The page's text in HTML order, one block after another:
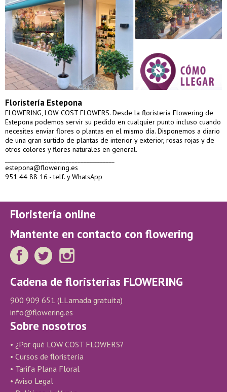
Floristería Estepona
FLOWERING, LOW COST FLOWERS. Desde la floristería Flowering de
Estepona podemos servir su pedido en cualquier punto incluso cuando
necesites enviar flores o plantas en el mismo día. Disponemos a diario
de una gran surtido de plantas de interior y exterior, rosas rojas y de
otros colores y flores naturales en general.
estepona@flowering.es
951 44 88 16 - telf. y WhatsApp
Floristería online
Mantente en contacto con flowering
Cadena de floristerías FLOWERING
900 909 651 (LLamada gratuita)
info@flowering.es
Sobre nosotros
• ¿Por qué LOW COST FLOWERS?
• Cursos de floristería
• Tarifa Plana Floral
• Aviso Legal